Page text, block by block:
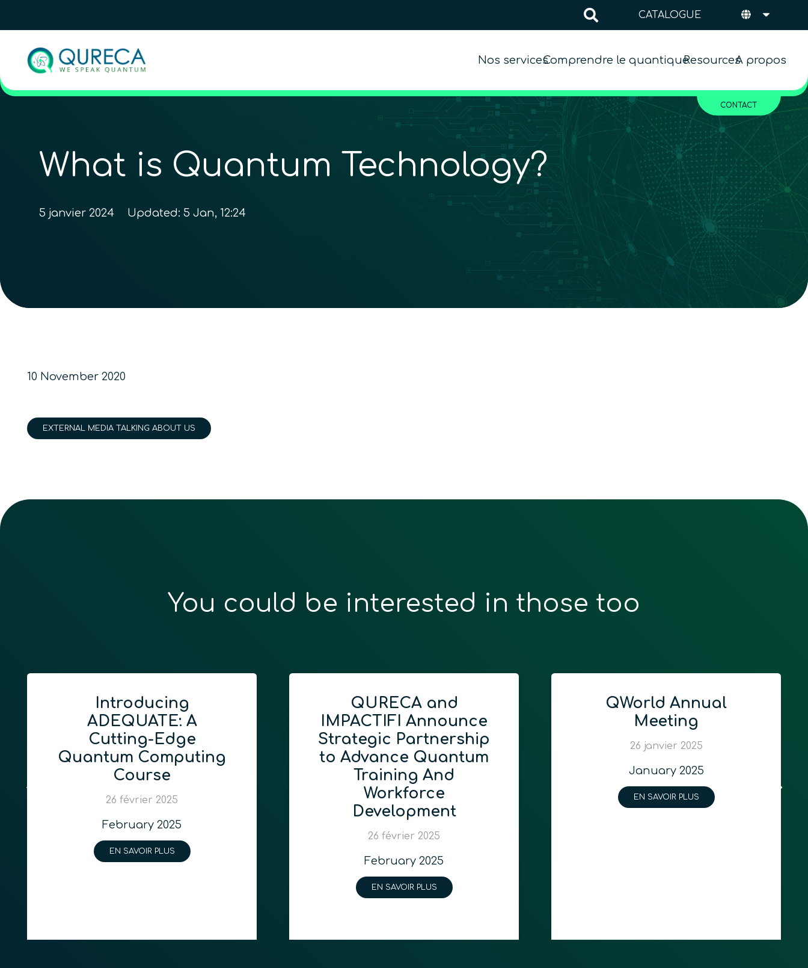
CATALOGUE
Nos servicesComprendre le quantiqueResourcesA propos
CONTACT
What is Quantum Technology?
5 janvier 2024 Updated: 5 Jan, 12:24
10 November 2020
EXTERNAL MEDIA TALKING ABOUT US
You could be interested in those too
Introducing
ADEQUATE: A
Cutting-Edge
Quantum Computing
Course
26 février 2025
February 2025
EN SAVOIR PLUS
QURECA and
IMPACTIFI Announce
Strategic Partnership
to Advance Quantum
Training And
Workforce
Development
26 février 2025
February 2025
EN SAVOIR PLUS
QWorld Annual
Meeting
26 janvier 2025
January 2025
EN SAVOIR PLUS